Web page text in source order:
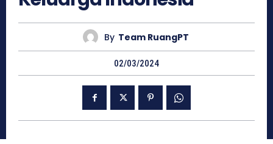
By Team RuangPT
02/03/2024